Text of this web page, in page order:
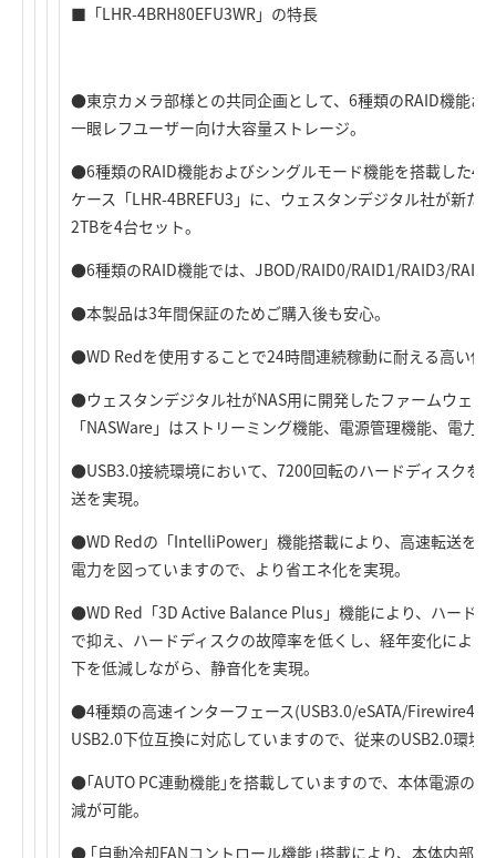
■「LHR-4BRH80EFU3WR」の特長
●東京カメラ部様との共同企画として、6種類のRAID機能お
一眼レフユーザー向け大容量ストレージ。
●6種類のRAID機能およびシングルモード機能を搭載した
ケース「LHR-4BREFU3」に、ウェスタンデジタル社が新た
2TBを4台セット。
●6種類のRAID機能では、JBOD/RAID0/RAID1/RAID3/
●本製品は3年間保証のためご購入後も安心。
●WD Redを使用することで24時間連続稼動に耐える高い信
●ウェスタンデジタル社がNAS用に開発したファームウェア
「NASWare」はストリーミング機能、電源管理機能、電力
●USB3.0接続環境において、7200回転のハードディスクを
送を実現。
●WD Redの「IntelliPower」機能搭載により、高速転送を
電力を図っていますので、より省エネ化を実現。
●WD Red「3D Active Balance Plus」機能により、ハード
で抑え、ハードディスクの故障率を低くし、経年変化によ
下を低減しながら、静音化を実現。
●4種類の高速インターフェース(USB3.0/eSATA/
USB2.0下位互換に対応していますので、従来のUSB2.0環境
●｢AUTO PC連動機能｣を搭載していますので、本体電源の
減が可能。
● ｢自動冷却FANコントロール機能｣搭載により、本体内部